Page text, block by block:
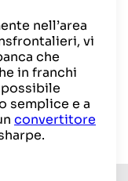
nell’area
vi
che
in franchi
possibile
semplice e a
convertitore